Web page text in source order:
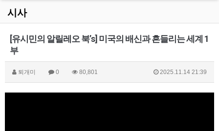
시사
[유시민의 알릴레오 북’s] 미국의 배신과 흔들리는 세계 1
부
퇴개미 0 80,801 2025.11.14 21:39